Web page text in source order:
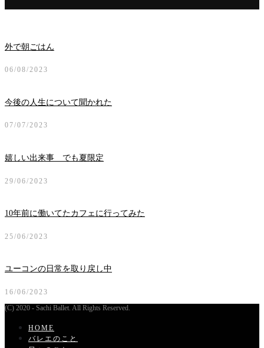
外で朝ごはん
06/08/2023
今後の人生について聞かれた
07/07/2023
嬉しい出来事 でも夏限定
29/06/2023
10年前に働いてたカフェに行ってみた
25/06/2023
ユーコンの日常を取り戻し中
16/06/2023
(C) 2020 - Sachi Ballet. All Rights Reserved.
HOME
バレエのこと